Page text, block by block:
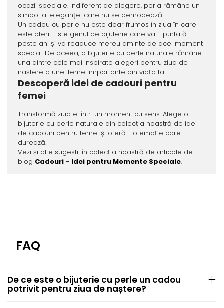
ocazii speciale. Indiferent de alegere, perla rămâne un
simbol al eleganței care nu se demodează.
Un cadou cu perle nu este doar frumos în ziua în care
este oferit. Este genul de bijuterie care va fi purtată
peste ani și va readuce mereu aminte de acel moment
special. De aceea, o bijuterie cu perle naturale rămâne
una dintre cele mai inspirate alegeri pentru ziua de
naștere a unei femei importante din viața ta.
Descoperă idei de cadouri pentru
femei
Transformă ziua ei într-un moment cu sens. Alege o
bijuterie cu perle naturale din colecția noastră de idei
de cadouri pentru femei și oferă-i o emoție care
durează.
Vezi și alte sugestii în colecția noastră de articole de
blog Cadouri – Idei pentru Momente Speciale.
FAQ
De ce este o bijuterie cu perle un cadou
potrivit pentru ziua de naștere?